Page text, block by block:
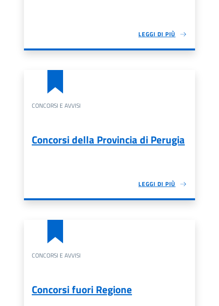
LEGGI DI PIÙ
CONCORSI E AVVISI
Concorsi della Provincia di Perugia
LEGGI DI PIÙ
CONCORSI E AVVISI
Concorsi fuori Regione